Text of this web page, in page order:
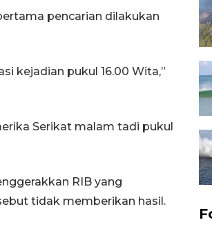
pencarian dilakukan
kejadian pukul 16.00 Wita,”
Serikat malam tadi pukul
RIB yang
tidak memberikan hasil.